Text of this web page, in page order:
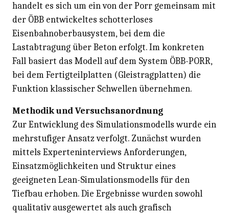
handelt es sich um ein von der Porr gemeinsam mit
der ÖBB entwickeltes schotterloses
Eisenbahnoberbausystem, bei dem die
Lastabtragung über Beton erfolgt. Im konkreten
Fall basiert das Modell auf dem System ÖBB-PORR,
bei dem Fertigteilplatten (Gleistragplatten) die
Funktion klassischer Schwellen übernehmen.
Methodik und Versuchs­anordnung
Zur Entwicklung des Simulationsmodells wurde ein
mehrstufiger Ansatz verfolgt. Zunächst wurden
mittels Experteninterviews Anforderungen,
Einsatzmöglichkeiten und Struktur eines
geeigneten Lean-Simulationsmodells für den
Tiefbau erhoben. Die Ergebnisse wurden sowohl
qualitativ ausgewertet als auch grafisch